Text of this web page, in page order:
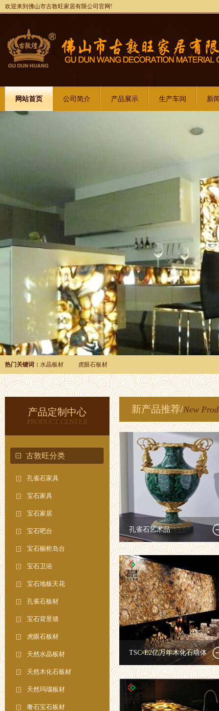
欢迎来到佛山市古敦旺家居有限公司官网!
网站首页 公司简介 产品展示 生产车间 新
热门关键词： 水晶板材 虎眼石板材
产品定制中心
PRODUCT CENTER
古敦旺分类
孔雀石家具
宝石家具
宝石家居
宝石吧台
宝石橱柜岛台
宝石卫浴
宝石地板天花
孔雀石板材
宝石背景墙
虎眼石板材
天然水晶板材
天然木化石板材
天然玛瑙板材
奢石宝石板材
新产品推荐/New
孔雀石艺术品
TSC-E2亿万年木化石墙体